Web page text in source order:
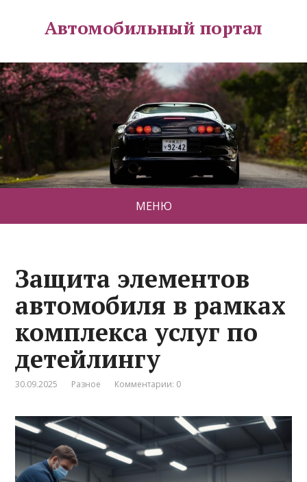
Автомобильный портал
МЕНЮ
Защита элементов
автомобиля в рамках
комплекса услуг по
детейлингу
30.09.2025 Разное Комментарии: 0